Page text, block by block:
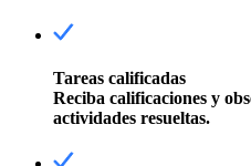
Tareas calificadas
Reciba calificaciones y
actividades resueltas.